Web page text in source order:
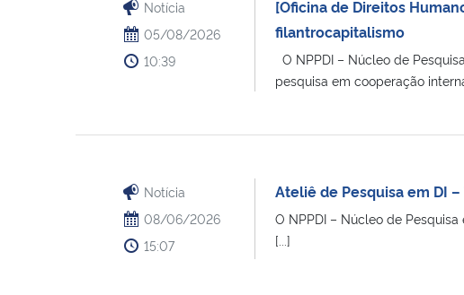
Notícia
05/08/2026
10:39
[Oficina de Direitos
filantrocapitalismo
O NPPDI – Núcleo de
pesquisa em cooperação
Notícia
08/06/2026
15:07
Ateliê de Pesquisa em DI
O NPPDI – Núcleo de
[...]